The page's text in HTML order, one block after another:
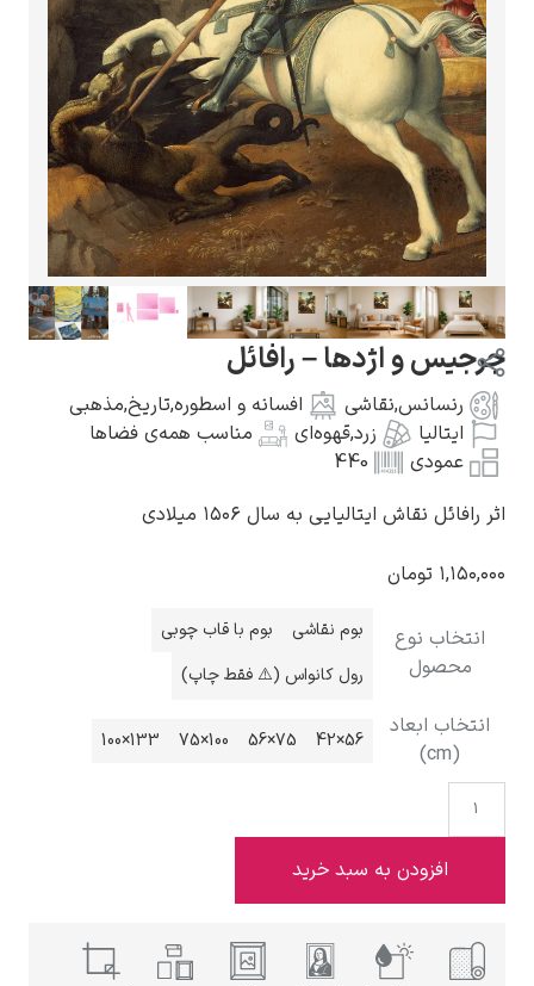
گوستاو کلیمت
ادوارد مونک
کامی پیسارو
ادوارد هاپر
ادگار دگا
و اژدها – رافائل
رنسانس,نقاشی افسانه و اسطوره,تاریخ,مذهبی
ایتالیا
زرد,قهوه‌ای
مناسب همه‌ی فضاها
عمودی
440
نقاش ایتالیایی به سال ۱۵۰۶ میلادی
تومان
نوع
محصول
بوم نقاشی
بوم با قاب چوبی
رول کانواس (⚠️ فقط چاپ)
ابعاد
56×42
75×56
100×75
133×100
افزودن به سبد خرید